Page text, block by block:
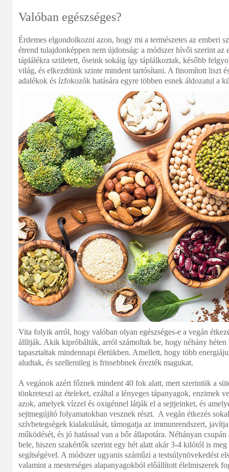
Valóban egészséges?
Érdemes elgondolkozni azon, hogy mi a természetes az emberi
étrend tulajdonképpen nem újdonság: a módszer hívői szerint az
táplálékra született, őseink sokáig így táplálkoztak, később
világ, és elkezdtünk szinte mindent tartósítani. A finomított liszt
adalékok és ízfokozók hatására egyre többen esnek áldozatul a
Vita folyik arról, hogy valóban olyan egészséges-e a vegán
állítják. Akik kipróbálták, arról számoltak be, hogy néhány
tapasztaltak mindennapi életükben. Amellett, hogy több
aludtak, és szellemileg is frissebbnek érezték magukat.
A vegánok azért főznek mindent 40 fok alatt, mert szerintük a
tönkreteszi az ételeket, ezáltal a lényeges tápanyagok, enzimek
azok, amelyek vízzel és oxigénnel látják el a sejtjeinket, és
sejtmegújító folyamatokban vesznek részt. A vegán étkezés
szívbetegségek kialakulását, támogatja az immunrendszert,
működését, és jó hatással van a bőr állapotára. Néhányan
bele, hiszen szakértők szerint egy hét alatt akár 3-4 kilótól is meg
segítségével. A módszer ugyanis száműzi a testsúlynövekedést
valamint a mesterséges alapanyagokból előállított élelmiszerek